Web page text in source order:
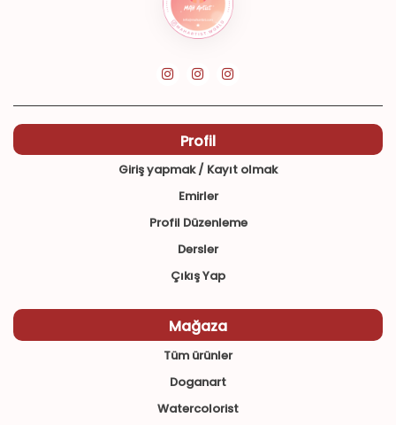
Profil
Giriş yapmak / Kayıt olmak
Emirler
Profil Düzenleme
Dersler
Çıkış Yap
Mağaza
Tüm ürünler
Doganart
Watercolorist